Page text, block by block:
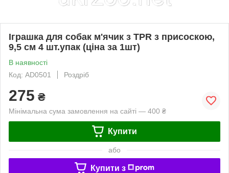
Іграшка для собак м'ячик з TPR з присоскою,
9,5 см 4 шт.упак (ціна за 1шт)
В наявності
Код: AD0501
Роздріб
275 ₴
Мінімальна сума замовлення на сайті — 400 ₴
Купити
або
Купити з